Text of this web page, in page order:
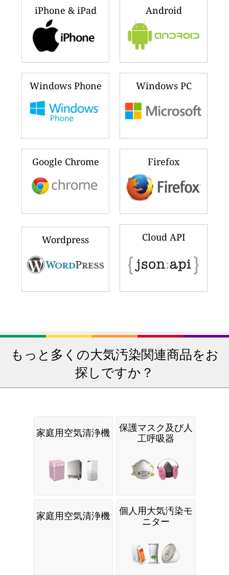
iPhone & iPad Android
Windows Phone Windows PC
Google Chrome Firefox
Wordpress Cloud API
もっと多くの大気汚染関連商品をお
探しですか？
家庭用空気清浄機
保護マスク及び人
工呼吸器
家庭用空気清浄機
個人用大気汚染モ
ニター